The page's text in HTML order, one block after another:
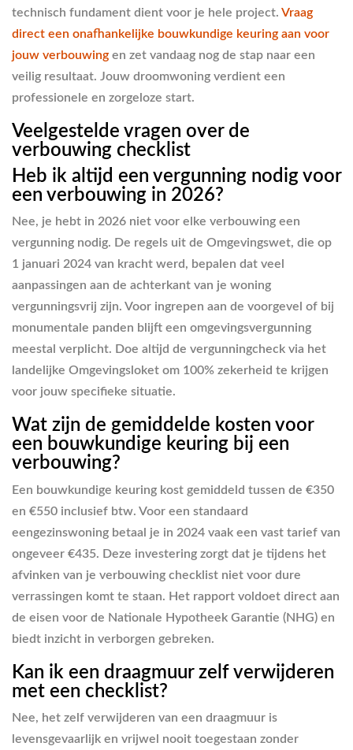
technisch fundament dient voor je hele project. Vraag
direct een onafhankelijke bouwkundige keuring aan voor
jouw verbouwing en zet vandaag nog de stap naar een
veilig resultaat. Jouw droomwoning verdient een
professionele en zorgeloze start.
Veelgestelde vragen over de
verbouwing checklist
Heb ik altijd een vergunning nodig voor
een verbouwing in 2026?
Nee, je hebt in 2026 niet voor elke verbouwing een
vergunning nodig. De regels uit de Omgevingswet, die op
1 januari 2024 van kracht werd, bepalen dat veel
aanpassingen aan de achterkant van je woning
vergunningsvrij zijn. Voor ingrepen aan de voorgevel of bij
monumentale panden blijft een omgevingsvergunning
meestal verplicht. Doe altijd de vergunningcheck via het
landelijke Omgevingsloket om 100% zekerheid te krijgen
voor jouw specifieke situatie.
Wat zijn de gemiddelde kosten voor
een bouwkundige keuring bij een
verbouwing?
Een bouwkundige keuring kost gemiddeld tussen de €350
en €550 inclusief btw. Voor een standaard
eengezinswoning betaal je in 2024 vaak een vast tarief van
ongeveer €435. Deze investering zorgt dat je tijdens het
afvinken van je verbouwing checklist niet voor dure
verrassingen komt te staan. Het rapport voldoet direct aan
de eisen voor de Nationale Hypotheek Garantie (NHG) en
biedt inzicht in verborgen gebreken.
Kan ik een draagmuur zelf verwijderen
met een checklist?
Nee, het zelf verwijderen van een draagmuur is
levensgevaarlijk en vrijwel nooit toegestaan zonder